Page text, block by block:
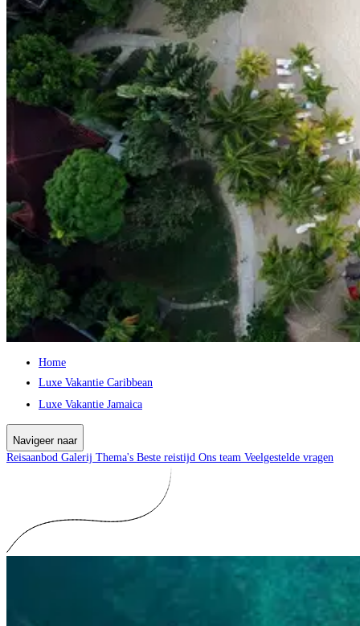
Home
Luxe Vakantie Caribbean
Luxe Vakantie Jamaica
Navigeer naar
Reisaanbod Galerij Thema's Beste reistijd Ons team Veelgestelde vragen